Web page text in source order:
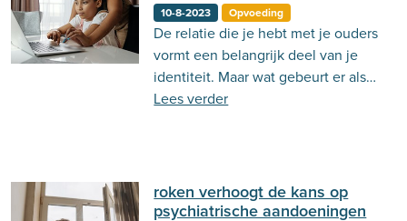
10-8-2023 Opvoeding
De relatie die je hebt met je ouders
vormt een belangrijk deel van je
identiteit. Maar wat gebeurt er als
deze relatie ongezond is? Lees er
Lees verder
roken verhoogt de kans op
psychiatrische aandoeningen